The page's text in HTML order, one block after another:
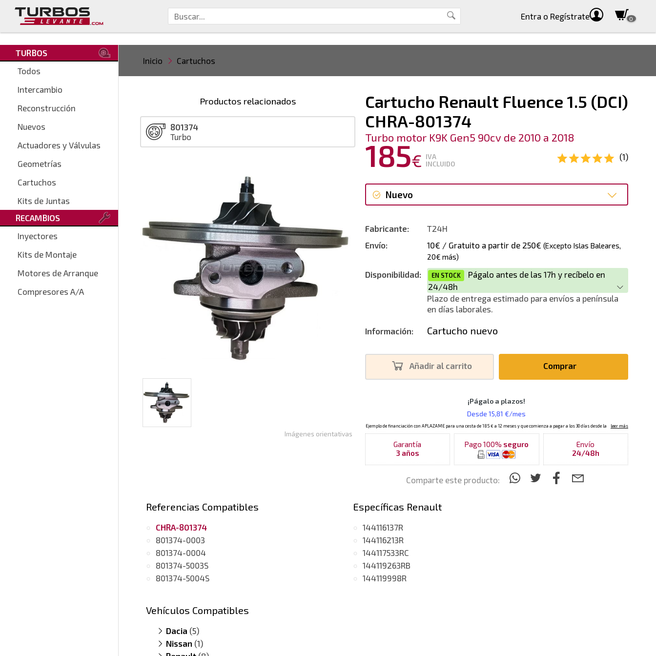
Entra o Regístrate 0
TURBOS
Todos
Intercambio
Reconstrucción
Nuevos
Actuadores y Válvulas
Geometrías
Cartuchos
Kits de Juntas
RECAMBIOS
Inyectores
Kits de Montaje
Motores de Arranque
Compresores A/A
Inicio Cartuchos
Cartucho Renault Fluence 1.5 (DCI)
CHRA-801374
Turbo motor K9K Gen5 90cv de 2010 a 2018
185€ IVA
INCLUIDO
(1)
Nuevo
Fabricante:
T24H
Envío:
10€ / Gratuito a partir de 250€ (Excepto Islas Baleares,
20€ más)
Disponibilidad: EN STOCK
Págalo antes de las 17h y recíbelo en
24/48h
Plazo de entrega estimado para envíos a península
en días laborales.
Información: Cartucho nuevo
Añadir al carrito Comprar
Garantía
3 años
Pago 100% seguro
Envío
24/48h
Comparte este producto:
Imágenes orientativas
Productos relacionados
801374
Turbo
Referencias Compatibles
CHRA-801374
801374-0003
801374-0004
801374-5003S
801374-5004S
Específicas Renault
144116137R
144116213R
144117533RC
144119263RB
144119998R
Vehículos Compatibles
Dacia (5)
Duster 1.5 DCI
Nissan (1)